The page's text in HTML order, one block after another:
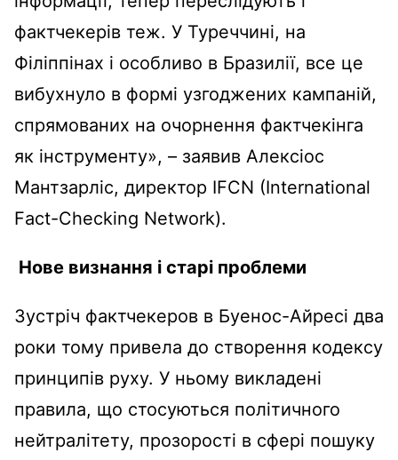
фактчекерів теж. У Туреччині, на
Філіппінах і особливо в Бразилії, все це
вибухнуло в формі узгоджених кампаній,
спрямованих на очорнення фактчекінга
як інструменту», – заявив Алексіос
Мантзарліс, директор IFCN (International
Fact-Сhecking Network).
Нове визнання і старі проблеми
Зустріч фактчекеров в Буенос-Айресі два
роки тому привела до створення кодексу
принципів руху. У ньому викладені
правила, що стосуються політичного
нейтралітету, прозорості в сфері пошуку